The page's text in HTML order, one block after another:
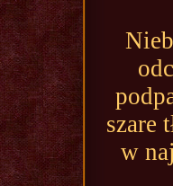
szare
w